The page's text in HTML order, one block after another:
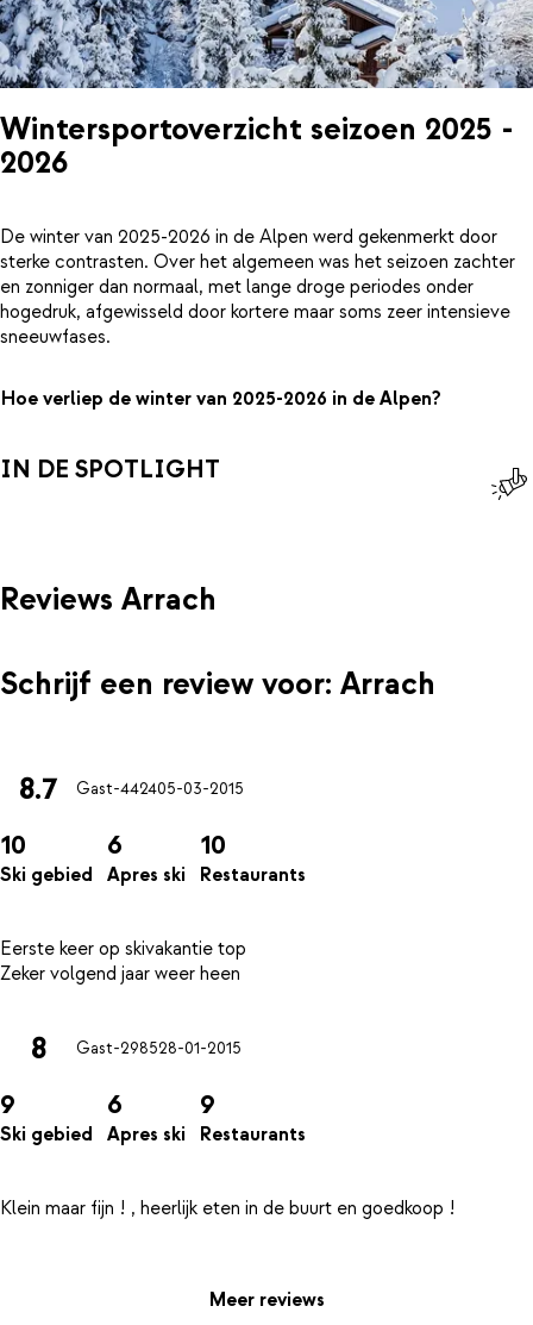
Wintersportoverzicht seizoen 2025 -
2026
De winter van 2025-2026 in de Alpen werd gekenmerkt door
sterke contrasten. Over het algemeen was het seizoen zachter
en zonniger dan normaal, met lange droge periodes onder
hogedruk, afgewisseld door kortere maar soms zeer intensieve
sneeuwfases.
Hoe verliep de winter van 2025-2026 in de Alpen?
IN DE SPOTLIGHT
Reviews Arrach
Schrijf een review voor: Arrach
8.7 Gast-442405-03-2015
10
Ski gebied
6
Apres ski
10
Restaurants
Eerste keer op skivakantie top
8 Gast-298528-01-2015
9
Ski gebied
6
Apres ski
9
Restaurants
Klein maar fijn ! , heerlijk eten in de buurt en goedkoop !
Meer reviews